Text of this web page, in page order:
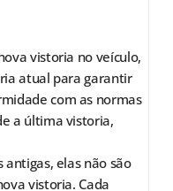
vistoria no veículo,
atual para garantir
com as normas
a última vistoria,
elas não são
vistoria. Cada